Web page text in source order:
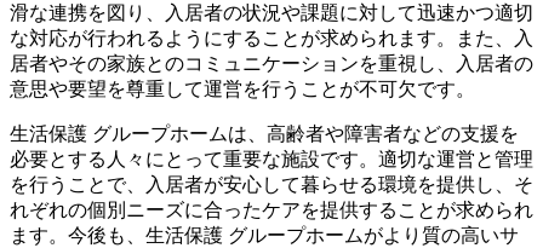
滑な連携を図り、入居者の状況や課題に対して迅速かつ適切
な対応が行われるようにすることが求められます。また、入
居者やその家族とのコミュニケーションを重視し、入居者の
意思や要望を尊重して運営を行うことが不可欠です。
生活保護 グループホームは、高齢者や障害者などの支援を
必要とする人々にとって重要な施設です。適切な運営と管理
を行うことで、入居者が安心して暮らせる環境を提供し、そ
れぞれの個別ニーズに合ったケアを提供することが求められ
ます。今後も、生活保護 グループホームがより質の高いサ